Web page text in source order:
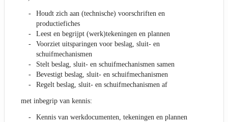
Houdt zich aan (technische) voorschriften en
productiefiches
Leest en begrijpt (werk)tekeningen en plannen
Voorziet uitsparingen voor beslag, sluit- en
schuifmechanismen
Stelt beslag, sluit- en schuifmechanismen samen
Bevestigt beslag, sluit- en schuifmechanismen
Regelt beslag, sluit- en schuifmechanismen af
met inbegrip van kennis:
Kennis van werkdocumenten, tekeningen en plannen